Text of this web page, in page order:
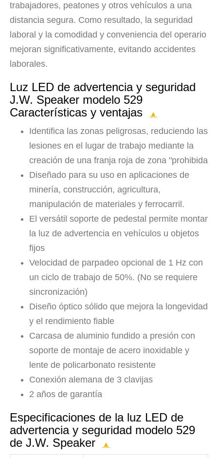
trabajadores, peatones y otros vehículos a una
distancia segura. Como resultado, la seguridad
laboral y la comodidad y conveniencia del operario
mejoran significativamente, evitando accidentes
laborales.
Luz LED de advertencia y seguridad
J.W. Speaker modelo 529
Características y ventajas
▲
Identifica las zonas peligrosas, reduciendo las
lesiones en el lugar de trabajo mediante la
creación de una franja roja de zona "prohibida
Diseñado para su uso en aplicaciones de
minería, construcción, agricultura,
manipulación de materiales y ferrocarril.
El versátil soporte de pedestal permite montar
la luz de advertencia en vehículos u objetos
fijos
Velocidad de parpadeo opcional de 1 Hz con
un ciclo de trabajo de 50%. (No se requiere
sincronización)
Diseño óptico sólido que mejora la longevidad
y el rendimiento fiable
Carcasa de aluminio fundido a presión con
soporte de montaje de acero inoxidable y
lente de policarbonato resistente
Conexión alemana de 3 clavijas
2 años de garantía
Especificaciones de la luz LED de
advertencia y seguridad modelo 529
de J.W. Speaker
▲